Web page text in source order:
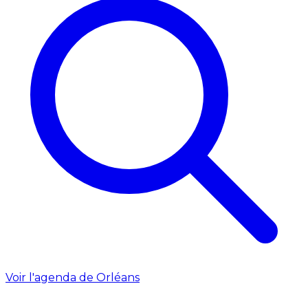
Voir l'agenda de Orléans